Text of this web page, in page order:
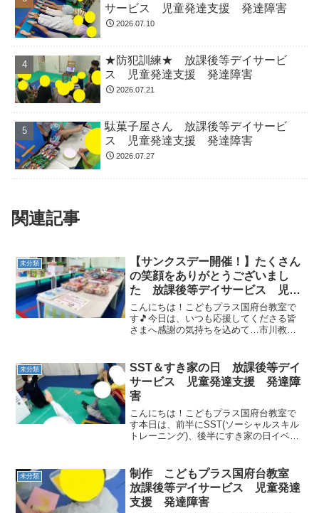
サービス 児童発達支援 発達障害
2026.07.10
★防犯訓練★ 放課後等デイサービ
ス 児童発達支援 発達障害
2026.07.21
駄菓子屋さん 放課後等デイサービ
ス 児童発達支援 発達障害
2026.07.27
関連記事
未分類
【サンクスデー開催！】たくさん
の笑顔をありがとうございまし
た 放課後等デイサービス 児童
発達 発達障害
こんにちは！こどもプラス国府台教室で
す🎵今日は、いつも応援してくださる皆
さまへ感謝の気持ちを込めて…市川教室
ました！遠くから足を運んでくださった
方もいて、スタッフ一同と...
未分類
SST＆すき家の日 放課後等デイ
サービス 児童発達支援 発達障
害
こんにちは！こどもプラス国府台教室で
す本日は、前半にSST(ソーシャルスキル
トレーニング)、後半にすき家の日イベン
たお話をしっかり聞けていましたね！お
客さん役として良...
未分類
制作 こどもプラス国府台教室
放課後等デイサービス 児童発達
支援 発達障害